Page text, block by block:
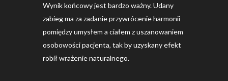
Wynik końcowy jest bardzo ważny. Udany
zabieg ma za zadanie przywrócenie harmonii
pomiędzy umysłem a ciałem z uszanowaniem
osobowości pacjenta, tak by uzyskany efekt
robił wrażenie naturalnego.